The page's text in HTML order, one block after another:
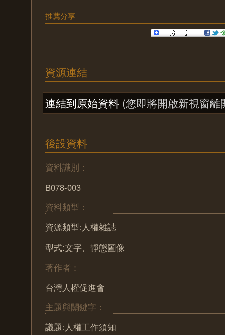
推薦分享
資源連結
連結到原始資料 (您即將開啟新視窗離
後設資料
資料識別：
B078-003
資料類型：
資源類型:人權雜誌
型式:文字、靜態圖像
著作者：
台灣人權促進會
主題與關鍵字：
議題:人權工作須知